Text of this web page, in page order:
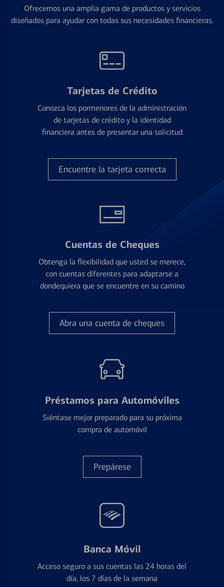
Ofrecemos una amplia gama de productos y servicios
diseñados para ayudar con todas sus necesidades financieras.
Tarjetas de Crédito
Conozca los pormenores de la administración
de tarjetas de crédito y la identidad
financiera antes de presentar una solicitud
Encuentre la tarjeta correcta
Cuentas de Cheques
Obtenga la flexibilidad que usted se merece,
con cuentas diferentes para adaptarse a
dondequiera que se encuentre en su camino
Abra una cuenta de cheques
Préstamos para Automóviles
Siéntase mejor preparado para su próxima
compra de automóvil
Prepárese
Banca Móvil
Acceso seguro a sus cuentas las 24 horas del
día, los 7 días de la semana